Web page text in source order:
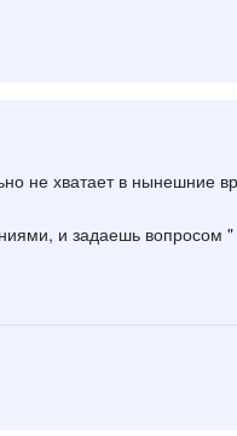
не хватает в нынешние
и задаешь вопросом